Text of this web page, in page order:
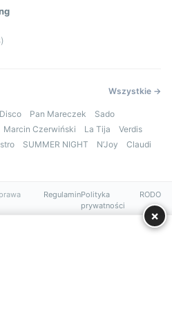
Wszystkie →
Pan Mareczek
Sado
Marcin Czerwiński La Tija
Verdis
SUMMER NIGHT N’Joy
Claudi
RegulaminPolityka
prywatności
RODO
×